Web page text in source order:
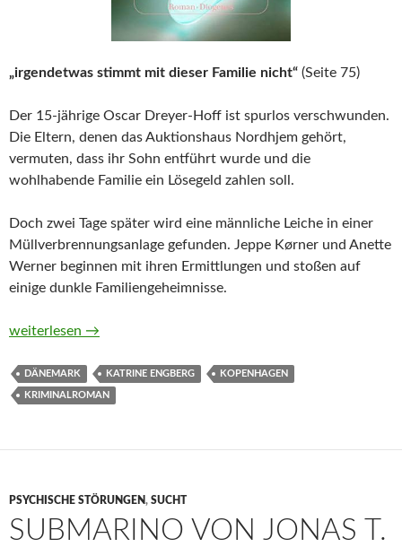
„irgendetwas stimmt mit dieser Familie nicht“ (Seite 75)
Der 15-jährige Oscar Dreyer-Hoff ist spurlos verschwunden.
Die Eltern, denen das Auktionshaus Nordhjem gehört,
vermuten, dass ihr Sohn entführt wurde und die
wohlhabende Familie ein Lösegeld zahlen soll.
Doch zwei Tage später wird eine männliche Leiche in einer
Müllverbrennungsanlage gefunden. Jeppe Kørner und Anette
Werner beginnen mit ihren Ermittlungen und stoßen auf
einige dunkle Familiengeheimnisse.
Das Nest von Katrine Engberg
weiterlesen →
DÄNEMARK KATRINE ENGBERG KOPENHAGEN
KRIMINALROMAN
PSYCHISCHE STÖRUNGEN, SUCHT
SUBMARINO VON JONAS T.